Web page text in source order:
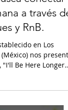
conectar
a través de
nos presenta